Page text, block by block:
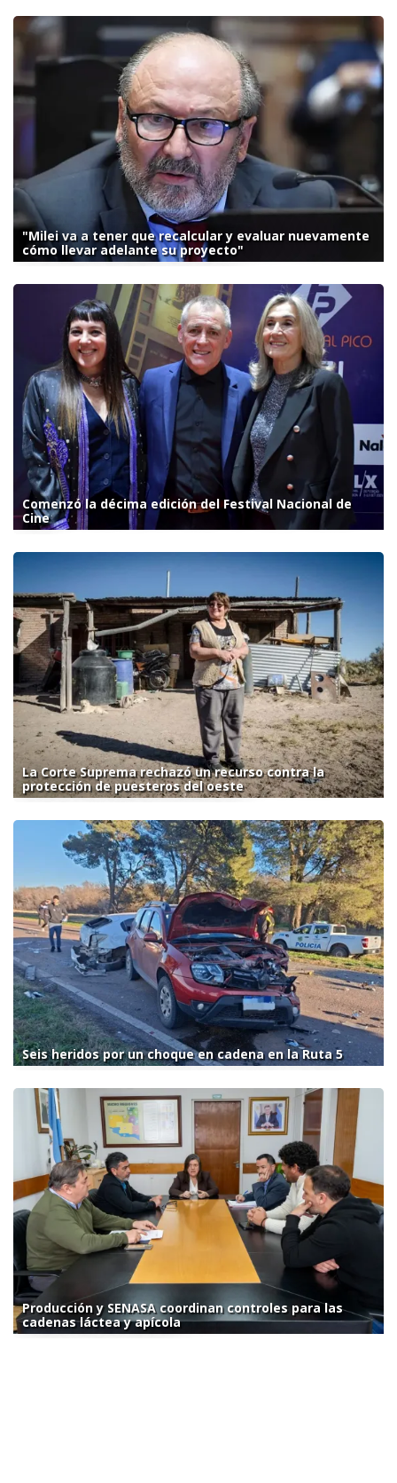
"Milei va a tener que recalcular y evaluar nuevamente
cómo llevar adelante su proyecto"
Comenzó la décima edición del Festival Nacional de
Cine
La Corte Suprema rechazó un recurso contra la
protección de puesteros del oeste
Seis heridos por un choque en cadena en la Ruta 5
Producción y SENASA coordinan controles para las
cadenas láctea y apícola